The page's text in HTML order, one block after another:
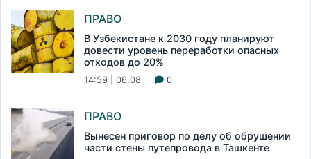
ПРАВО
В Узбекистане к 2030 году планируют
довести уровень переработки опасных
отходов до 20%
14:59 | 06.08 0
ПРАВО
Вынесен приговор по делу об обрушении
части стены путепровода в Ташкенте